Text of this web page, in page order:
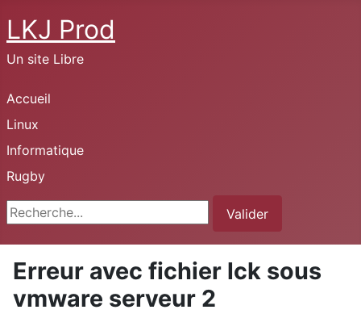
LKJ Prod
Un site Libre
Accueil
Linux
Informatique
Rugby
Rechercher
Valider
Erreur avec fichier lck sous
vmware serveur 2